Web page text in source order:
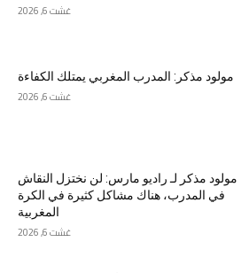
غشت 6, 2026
مولود مذكر: المدرب المغربي يمتلك الكفاءة
غشت 6, 2026
مولود مذكر لـ راديو مارس: لن نختزل النقاش
في المدرب، هناك مشاكل كثيرة في الكرة
المغربية
غشت 6, 2026